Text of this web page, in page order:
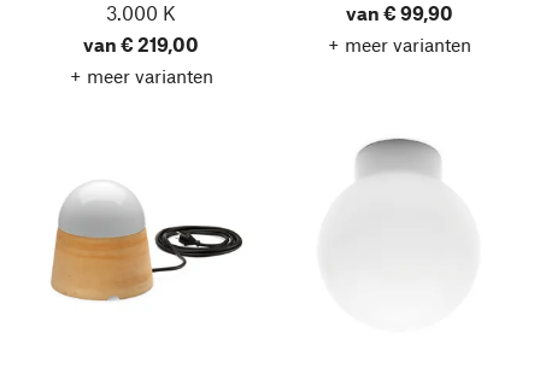
3.000 K
van € 219,00
+ meer varianten
van € 99,90
+ meer varianten